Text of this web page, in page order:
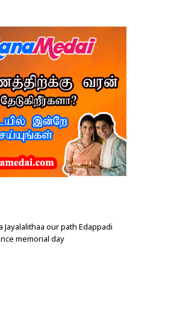
Jayalalithaa our path Edappadi
memorial day